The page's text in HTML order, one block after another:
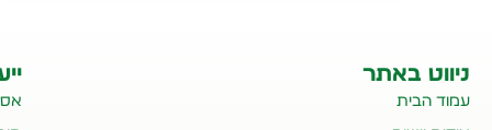
ניווט באתר
עמוד הבית